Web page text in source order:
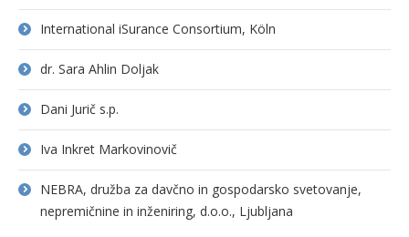
International iSurance Consortium, Köln
dr. Sara Ahlin Doljak
Dani Jurič s.p.
Iva Inkret Markovinovič
NEBRA, družba za davčno in gospodarsko svetovanje,
nepremičnine in inženiring, d.o.o., Ljubljana